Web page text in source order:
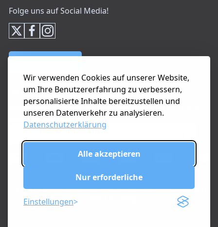
Wir verwenden Cookies auf unserer Website,
um Ihre Benutzererfahrung zu verbessern,
personalisierte Inhalte bereitzustellen und
unseren Datenverkehr zu analysieren.
Datenschutzerklärung
Alle akzeptieren
Nur erforderliche
Einstellungen
Folge uns auf Social Media!
NEWSLETTER
Melde dich zu unserem Newsletter an und verpasse
keine Neuigkeiten.
Gesund wohlfühlen mit NAHRUNGSERGÄNZUNG von
SHANAB PHARMA